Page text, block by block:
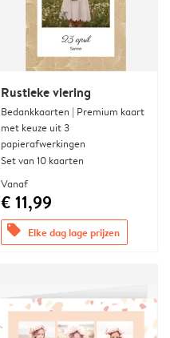
Rustieke viering
Bedankkaarten | Premium kaart
met keuze uit 3
papierafwerkingen
Set van 10 kaarten
Vanaf
€ 11,99
offers Elke dag lage prijzen